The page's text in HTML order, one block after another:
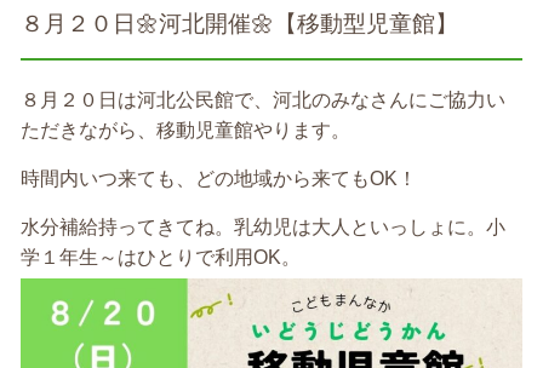
８月２０日🌼河北開催🌼【移動型児童館】
８月２０日は河北公民館で、河北のみなさんにご協力い
ただきながら、移動児童館やります。
時間内いつ来ても、どの地域から来てもOK！
水分補給持ってきてね。乳幼児は大人といっしょに。小
学１年生～はひとりで利用OK。